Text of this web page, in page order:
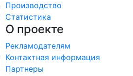
Производство
Статистика
О проекте
Рекламодателям
Контактная информация
Партнеры